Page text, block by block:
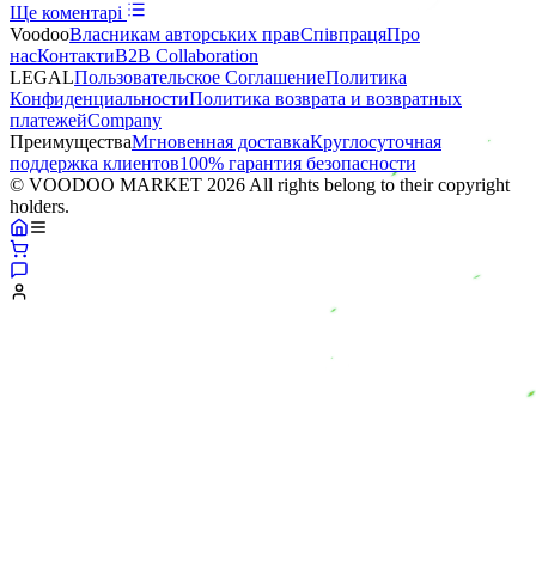
Ще коментарі
VoodooВласникам авторських правСпівпрацяПро
насКонтактиB2B Collaboration
LEGALПользовательское СоглашениеПолитика
КонфиденциальностиПолитика возврата и возвратных
платежейCompany
ПреимуществаМгновенная доставкаКруглосуточная
поддержка клиентов100% гарантия безопасности
© VOODOO MARKET 2026 All rights belong to their copyright
holders.